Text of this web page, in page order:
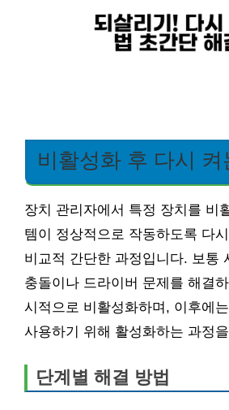
비활성화 후 다시 켜
장치 관리자에서 특정 장치를 비
템이 정상적으로 작동하도록 다
비교적 간단한 과정입니다. 보통
충돌이나 드라이버 문제를 해결
시적으로 비활성화하며, 이후에
사용하기 위해 활성화하는 과정
단계별 해결 방법